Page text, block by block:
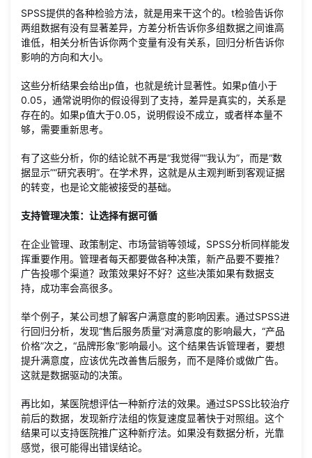
SPSS提供的各种检验方法，就是用来干这个的。t检验告诉你
两组数据有没有显著差异，方差分析告诉你多组数据之间谁高
谁低，相关分析告诉你两个变量有没有关系，回归分析告诉你
影响的方向和大小。
这些分析结果会给出p值，也就是统计显著性。如果p值小于
0.05，通常说明你的假设得到了支持，差异是真实的，关系是
存在的。如果p值大于0.05，说明假设不成立，或者样本量不
够，需要重新思考。
有了这些分析，你的结论就不再是“我觉得”“我认为”，而是“数
据显示”“研究表明”。在学术界，这就是从主观判断到客观证据
的转变，也是论文能被接受的基础。
支持管理决策：让选择有据可循
在企业管理、政策制定、市场营销等领域，SPSS分析同样能发
挥重要作用。管理者每天都要做各种决策，新产品要不要推？
广告投哪个渠道？政策效果好不好？这些决策如果有数据支
持，成功率会高很多。
举个例子，某公司想了解客户满意度的影响因素。通过SPSS进
行回归分析，发现“售后服务质量”对满意度的影响最大，“产品
价格”次之，“品牌形象”影响最小。这个结果告诉管理者，要想
提升满意度，应该优先改善售后服务，而不是降价或做广告。
这就是数据驱动的决策。
再比如，某医院想评估一种新疗法的效果。通过SPSS比较治疗
前后的数据，发现新疗法组的恢复速度显著快于对照组。这个
结果可以支持医院推广这种新疗法。如果没有数据分析，光靠
感觉，很可能得出错误结论。